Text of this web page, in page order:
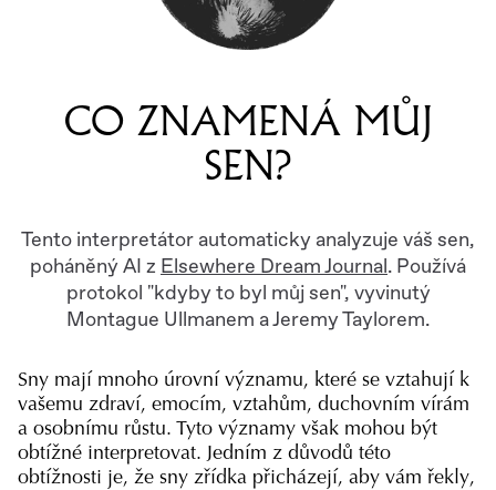
CO ZNAMENÁ MŮJ
SEN?
Tento interpretátor automaticky analyzuje váš sen,
poháněný AI z Elsewhere Dream Journal. Používá
protokol "kdyby to byl můj sen", vyvinutý
Montague Ullmanem a Jeremy Taylorem.
Sny mají mnoho úrovní významu, které se vztahují k
vašemu zdraví, emocím, vztahům, duchovním vírám
a osobnímu růstu. Tyto významy však mohou být
obtížné interpretovat. Jedním z důvodů této
obtížnosti je, že sny zřídka přicházejí, aby vám řekly,